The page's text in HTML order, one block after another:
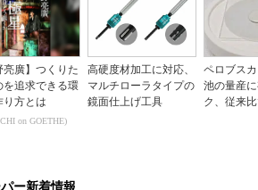
亮廣】つくりた
を追求できる環
り方とは
on GOETHE)
高硬度材加工に対応、
マルチローラタイプの
鏡面仕上げ工具
ペロブス
池の量産
ク、従来
ー新着情報